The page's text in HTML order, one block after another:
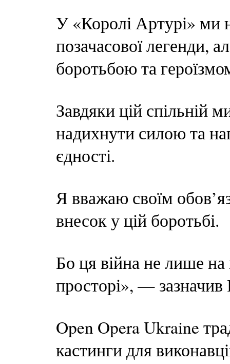
У «Королі Артурі» ми
позачасової легенди,
боротьбою та
Завдяки цій спільній
надихнути силою та
єдності.
Я вважаю своїм
внесок у цій боротьбі.
Бо ця війна не лише
просторі», —
Open Opera Ukraine
кастинги для